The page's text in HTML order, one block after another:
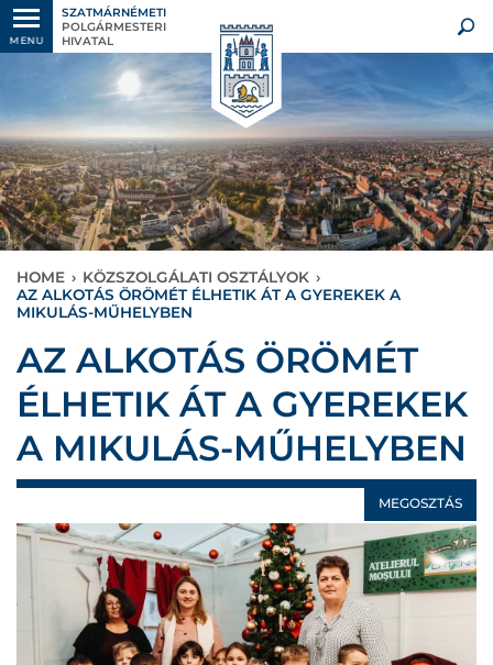
MENU
SZATMÁRNÉMETI
POLGÁRMESTERI
HIVATAL
HOME › KÖZSZOLGÁLATI OSZTÁLYOK ›
AZ ALKOTÁS ÖRÖMÉT ÉLHETIK ÁT A GYEREKEK A
MIKULÁS-MŰHELYBEN
AZ ALKOTÁS ÖRÖMÉT
ÉLHETIK ÁT A GYEREKEK
A MIKULÁS-MŰHELYBEN
MEGOSZTÁS